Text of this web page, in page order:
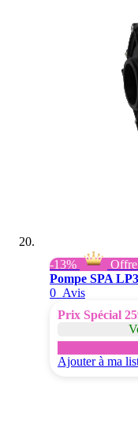
-13%
Pompe SPA
0 Avis
Prix Spécial
Ajouter à ma